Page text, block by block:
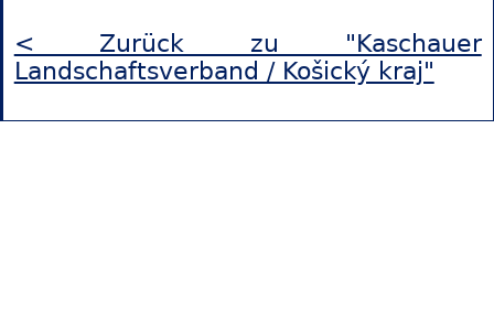
< Zurück zu "Kaschauer
Landschaftsverband / Košický kraj"